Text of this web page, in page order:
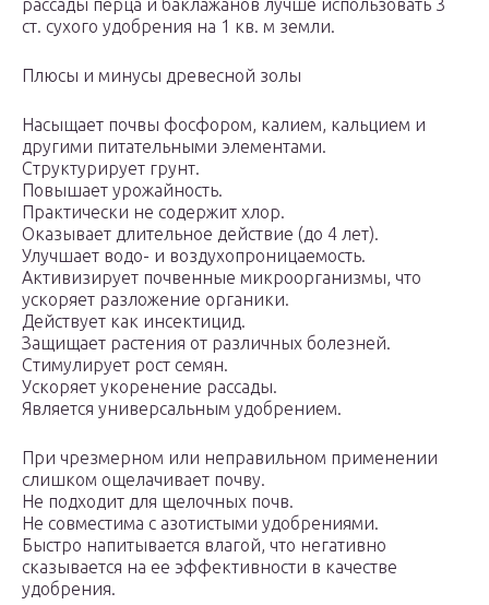
рассады перца и баклажанов лучше использовать 3
ст. сухого удобрения на 1 кв. м земли.
Плюсы и минусы древесной золы
Насыщает почвы фосфором, калием, кальцием и
другими питательными элементами.
Структурирует грунт.
Повышает урожайность.
Практически не содержит хлор.
Оказывает длительное действие (до 4 лет).
Улучшает водо- и воздухопроницаемость.
Активизирует почвенные микроорганизмы, что
ускоряет разложение органики.
Действует как инсектицид.
Защищает растения от различных болезней.
Стимулирует рост семян.
Ускоряет укоренение рассады.
Является универсальным удобрением.
При чрезмерном или неправильном применении
слишком ощелачивает почву.
Не подходит для щелочных почв.
Не совместима с азотистыми удобрениями.
Быстро напитывается влагой, что негативно
сказывается на ее эффективности в качестве
удобрения.